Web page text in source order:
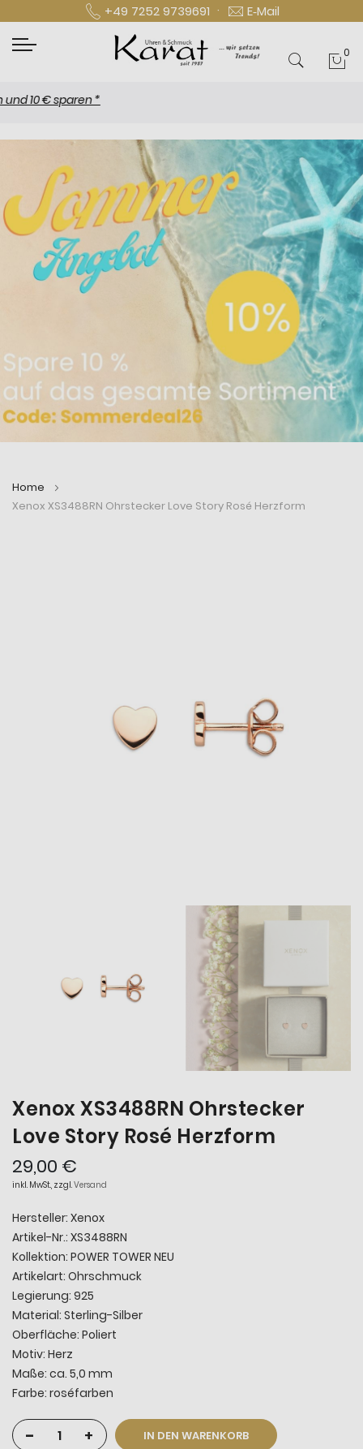
+49 7252 9739691 · E‑Mail
0
€ sparen *
Home
Xenox XS3488RN Ohrstecker Love Story Rosé Herzform
Xenox XS3488RN Ohrstecker
Love Story Rosé Herzform
29,00 €
inkl. MwSt., zzgl.Versand
Hersteller: Xenox
Artikel-Nr.: XS3488RN
Kollektion: POWER TOWER NEU
Artikelart: Ohrschmuck
Legierung: 925
Material: Sterling-Silber
Oberfläche: Poliert
Motiv: Herz
Maße: ca. 5,0 mm
Farbe: roséfarben
- + IN DEN WARENKORB